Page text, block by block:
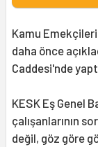
Kamu
daha önce
Caddesi'nde
KESK Eş Genel
çalışanlarının
değil, göz göre